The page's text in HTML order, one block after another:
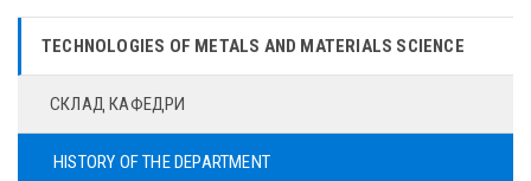
TECHNOLOGIES OF METALS AND MATERIALS SCIENCE
СКЛАД КАФЕДРИ
HISTORY OF THE DEPARTMENT